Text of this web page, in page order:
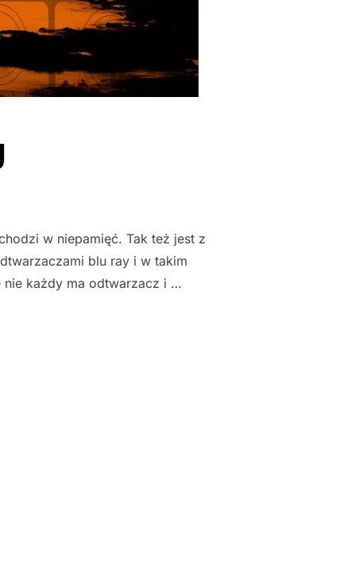
w niepamięć. Tak też jest z
blu ray i w takim
nie każdy ma odtwarzacz i …